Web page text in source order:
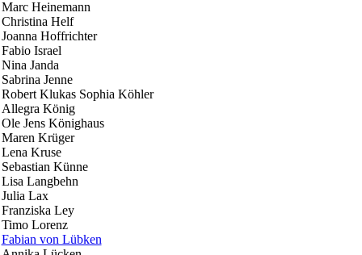
Marc Heinemann
Christina Helf
Joanna Hoffrichter
Fabio Israel
Nina Janda
Sabrina Jenne
Robert Klukas Sophia Köhler
Allegra König
Ole Jens Könighaus
Maren Krüger
Lena Kruse
Sebastian Künne
Lisa Langbehn
Julia Lax
Franziska Ley
Timo Lorenz
Fabian von Lübken